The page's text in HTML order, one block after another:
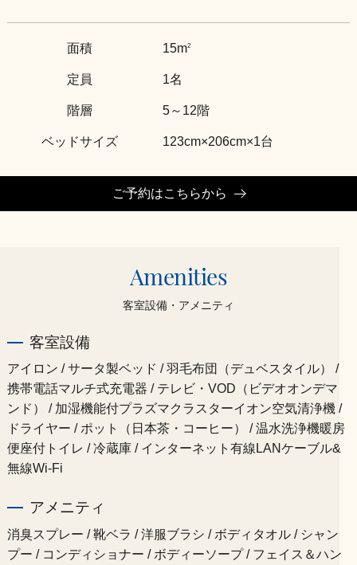
面積 15m2
定員 1名
階層 5～12階
ベッドサイズ 123cm×206cm×1台
ご予約はこちらから
Amenities
客室設備・アメニティ
客室設備
アイロン / サータ製ベッド / 羽毛布団（デュベスタイル） /
携帯電話マルチ式充電器 / テレビ・VOD（ビデオオンデマ
ンド） / 加湿機能付プラズマクラスターイオン空気清浄機 /
ドライヤー / ポット（日本茶・コーヒー） / 温水洗浄機暖房
便座付トイレ / 冷蔵庫 / インターネット有線LANケーブル&
無線Wi-Fi
アメニティ
消臭スプレー / 靴ベラ / 洋服ブラシ / ボディタオル / シャン
プー / コンディショナー / ボディーソープ / フェイス＆ハン